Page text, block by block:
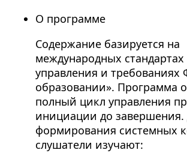
О программе
Содержание базируется на
международных стандартах
управления и
образовании». Программа
полный цикл управления
инициации до завершения.
формирования системных
слушатели изучают: